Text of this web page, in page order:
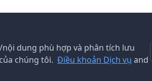
dung phù hợp và phân tích lưu
chúng tôi. Điều khoản Dịch vụ and